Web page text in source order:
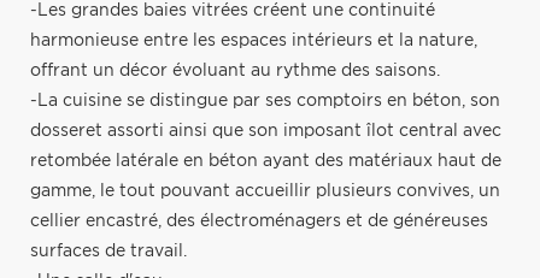
-Les grandes baies vitrées créent une continuité
harmonieuse entre les espaces intérieurs et la nature,
offrant un décor évoluant au rythme des saisons.
-La cuisine se distingue par ses comptoirs en béton, son
dosseret assorti ainsi que son imposant îlot central avec
retombée latérale en béton ayant des matériaux haut de
gamme, le tout pouvant accueillir plusieurs convives, un
cellier encastré, des électroménagers et de généreuses
surfaces de travail.